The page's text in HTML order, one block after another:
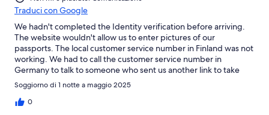
Traduci con Google
We hadn't completed the Identity verification before arriving.
The website wouldn't allow us to enter pictures of our
passports. The local customer service number in Finland was not
working. We had to call the customer service number in
Germany to talk to someone who sent us another link to take
pictures of our passports and of us to complete the verification
which took another 20 minutes to verify. There was no signage
on the building on how to proceed.
Soggiorno di 1 notte a maggio 2025
0